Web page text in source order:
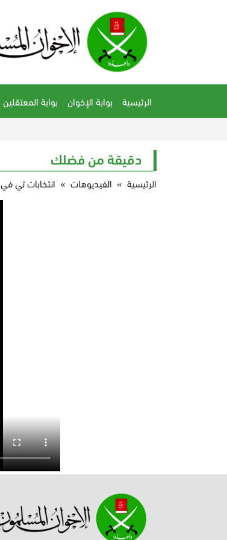
الرئيسية بوابة الإخوان بوابة المعتقلين
دقيقة من فضلك
الرئيسية » الفيديوهات » انتخابات تي في